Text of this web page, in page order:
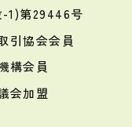
1)第29446号
引協会会員
構会員
会加盟